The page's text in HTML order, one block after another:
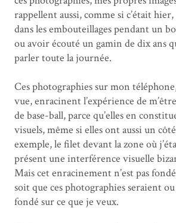
rappellent aussi, comme si c’était
dans les embouteillages pendant un
ou avoir écouté un gamin de dix ans
parler toute la journée.
Ces photographies sur mon
vue, enracinent l’expérience de
de base-ball, parce qu’elles en
visuels, même si elles ont aussi un
exemple, le filet devant la zone où
présent une interférence visuelle
Mais cet enracinement n’est pas
soit que ces photographies seraient
fondé sur ce que je veux.